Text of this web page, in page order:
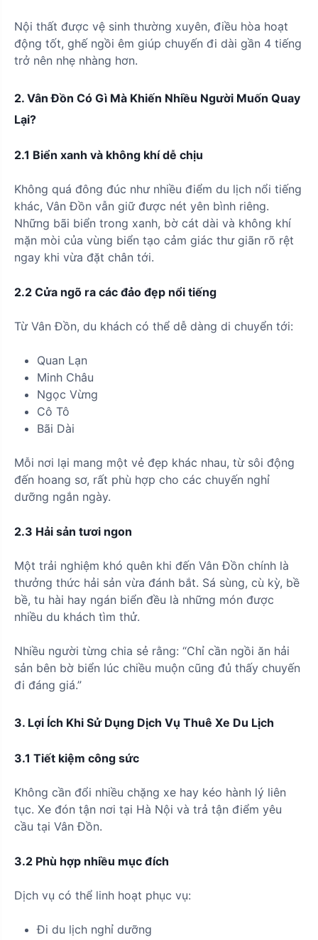
Nội thất được vệ sinh thường xuyên, điều hòa hoạt
động tốt, ghế ngồi êm giúp chuyến đi dài gần 4 tiếng
trở nên nhẹ nhàng hơn.
2. Vân Đồn Có Gì Mà Khiến Nhiều Người Muốn Quay
Lại?
2.1 Biển xanh và không khí dễ chịu
Không quá đông đúc như nhiều điểm du lịch nổi tiếng
khác, Vân Đồn vẫn giữ được nét yên bình riêng.
Những bãi biển trong xanh, bờ cát dài và không khí
mặn mòi của vùng biển tạo cảm giác thư giãn rõ rệt
ngay khi vừa đặt chân tới.
2.2 Cửa ngõ ra các đảo đẹp nổi tiếng
Từ Vân Đồn, du khách có thể dễ dàng di chuyển tới:
Quan Lạn
Minh Châu
Ngọc Vừng
Cô Tô
Bãi Dài
Mỗi nơi lại mang một vẻ đẹp khác nhau, từ sôi động
đến hoang sơ, rất phù hợp cho các chuyến nghỉ
dưỡng ngắn ngày.
2.3 Hải sản tươi ngon
Một trải nghiệm khó quên khi đến Vân Đồn chính là
thưởng thức hải sản vừa đánh bắt. Sá sùng, cù kỳ, bề
bề, tu hài hay ngán biển đều là những món được
nhiều du khách tìm thử.
Nhiều người từng chia sẻ rằng: “Chỉ cần ngồi ăn hải
sản bên bờ biển lúc chiều muộn cũng đủ thấy chuyến
đi đáng giá.”
3. Lợi Ích Khi Sử Dụng Dịch Vụ Thuê Xe Du Lịch
3.1 Tiết kiệm công sức
Không cần đổi nhiều chặng xe hay kéo hành lý liên
tục. Xe đón tận nơi tại Hà Nội và trả tận điểm yêu
cầu tại Vân Đồn.
3.2 Phù hợp nhiều mục đích
Dịch vụ có thể linh hoạt phục vụ:
Đi du lịch nghỉ dưỡng